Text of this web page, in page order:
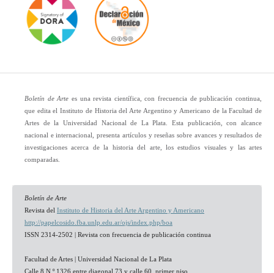
Boletín de Arte es una revista científica, con frecuencia de publicación continua,
que edita el Instituto de Historia del Arte Argentino y Americano de la Facultad de
Artes de la Universidad Nacional de La Plata. Esta publicación, con alcance
nacional e internacional, presenta artículos y reseñas sobre avances y resultados de
investigaciones acerca de la historia del arte, los estudios visuales y las artes
comparadas.
Boletín de Arte
Revista del Instituto de Historia del Arte Argentino y Americano
http://papelcosido.fba.unlp.edu.ar/ojs/index.php/boa
ISSN 2314-2502 | Revista con frecuencia de publicación continua
Facultad de Artes | Universidad Nacional de La Plata
Calle 8 N.º 1326 entre diagonal 73 y calle 60, primer piso